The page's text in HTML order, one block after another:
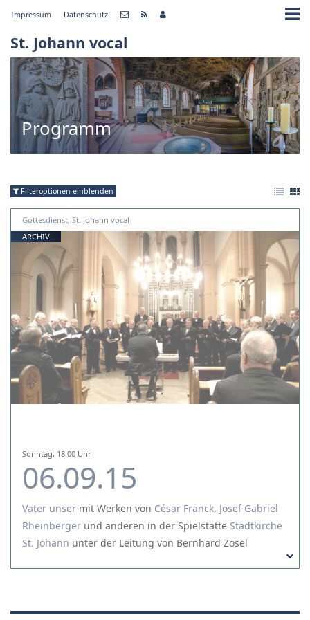
Impressum Datenschutz
St. Johann vocal
Programm
Filteroptionen einblenden
Gottesdienst, St. Johann vocal
ARCHIV
Sonntag, 18:00 Uhr
06.09.15
Vater unser mit Werken von César Franck, Josef Gabriel
Rheinberger und anderen in der Spielstätte Stadtkirche
St. Johann unter der Leitung von Bernhard Zosel